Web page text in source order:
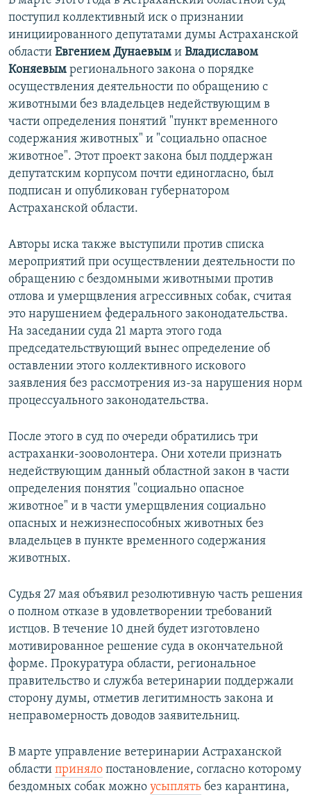
поступил коллективный иск о признании
инициированного депутатами думы Астраханской
области Евгением Дунаевым и Владиславом
Коняевым регионального закона о порядке
осуществления деятельности по обращению с
животными без владельцев недействующим в
части определения понятий "пункт временного
содержания животных" и "социально опасное
животное". Этот проект закона был поддержан
депутатским корпусом почти единогласно, был
подписан и опубликован губернатором
Астраханской области.
Авторы иска также выступили против списка
мероприятий при осуществлении деятельности по
обращению с бездомными животными против
отлова и умерщвления агрессивных собак, считая
это нарушением федерального законодательства.
На заседании суда 21 марта этого года
председательствующий вынес определение об
оставлении этого коллективного искового
заявления без рассмотрения из-за нарушения норм
процессуального законодательства.
После этого в суд по очереди обратились три
астраханки-зооволонтера. Они хотели признать
недействующим данный областной закон в части
определения понятия "социально опасное
животное" и в части умерщвления социально
опасных и нежизнеспособных животных без
владельцев в пункте временного содержания
животных.
Судья 27 мая объявил резолютивную часть решения
о полном отказе в удовлетворении требований
истцов. В течение 10 дней будет изготовлено
мотивированное решение суда в окончательной
форме. Прокуратура области, региональное
правительство и служба ветеринарии поддержали
сторону думы, отметив легитимность закона и
неправомерность доводов заявительниц.
В марте управление ветеринарии Астраханской
области приняло постановление, согласно которому
бездомных собак можно усыплять без карантина,